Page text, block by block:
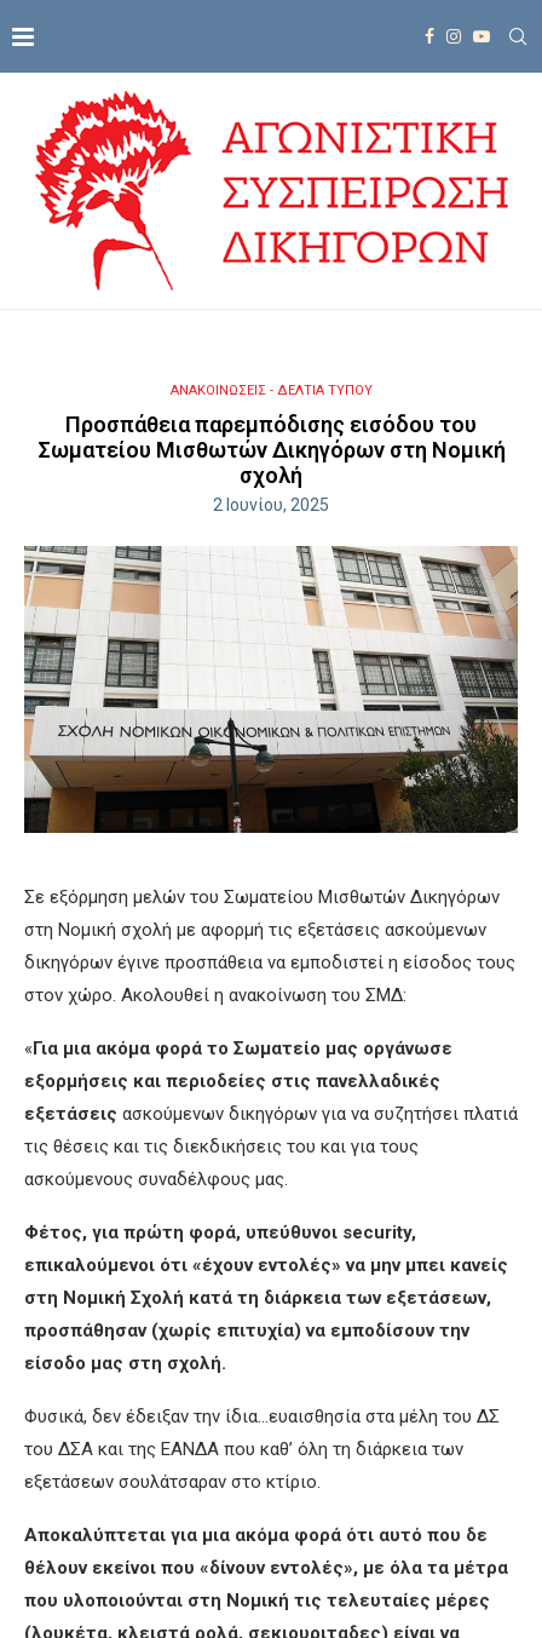
ΑΝΑΚΟΙΝΩΣΕΙΣ - ΔΕΛΤΙΑ ΤΥΠΟΥ
Προσπάθεια παρεμπόδισης εισόδου του
Σωματείου Μισθωτών Δικηγόρων στη Νομική
σχολή
2 Ιουνίου, 2025
Σε εξόρμηση μελών του Σωματείου Μισθωτών Δικηγόρων
στη Νομική σχολή με αφορμή τις εξετάσεις ασκούμενων
δικηγόρων έγινε προσπάθεια να εμποδιστεί η είσοδος τους
στον χώρο. Ακολουθεί η ανακοίνωση του ΣΜΔ:
«Για μια ακόμα φορά το Σωματείο μας οργάνωσε
εξορμήσεις και περιοδείες στις πανελλαδικές
εξετάσεις ασκούμενων δικηγόρων για να συζητήσει πλατιά
τις θέσεις και τις διεκδικήσεις του και για τους
ασκούμενους συναδέλφους μας.
Φέτος, για πρώτη φορά, υπεύθυνοι security,
επικαλούμενοι ότι «έχουν εντολές» να μην μπει κανείς
στη Νομική Σχολή κατά τη διάρκεια των εξετάσεων,
προσπάθησαν (χωρίς επιτυχία) να εμποδίσουν την
είσοδο μας στη σχολή.
Φυσικά, δεν έδειξαν την ίδια…ευαισθησία στα μέλη του ΔΣ
του ΔΣΑ και της ΕΑΝΔΑ που καθ’ όλη τη διάρκεια των
εξετάσεων σουλάτσαραν στο κτίριο.
Αποκαλύπτεται για μια ακόμα φορά ότι αυτό που δε
θέλουν εκείνοι που «δίνουν εντολές», με όλα τα μέτρα
που υλοποιούνται στη Νομική τις τελευταίες μέρες
(λουκέτα, κλειστά ρολά, σεκιουριταδες) είναι να